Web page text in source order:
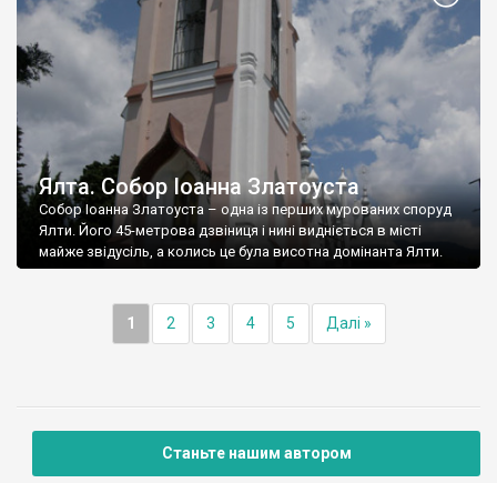
Ялта. Собор Іоанна Златоуста
Собор Іоанна Златоуста – одна із перших мурованих споруд
Ялти. Його 45-метрова дзвіниця і нині видніється в місті
майже звідусіль, а колись це була висотна домінанта Ялти.
1 2 3 4 5 Далі »
Станьте нашим автором